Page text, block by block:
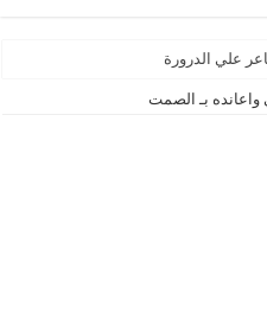
بـ الصمت